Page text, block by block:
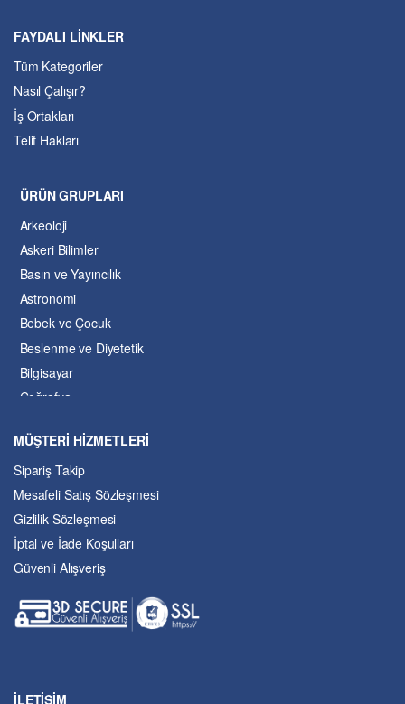
FAYDALI LİNKLER
Tüm Kategoriler
Nasıl Çalışır?
İş Ortakları
Telif Hakları
ÜRÜN GRUPLARI
Arkeoloji
Askeri Bilimler
Basın ve Yayıncılık
Astronomi
Bebek ve Çocuk
Beslenme ve Diyetetik
Bilgisayar
Coğrafya
Dil ve Edebiyat
Eğitim
Ekonomi ve Finans
Enerji
Felsefe
Fen Bilimleri
Güzel Sanatlar
İşletme ve Yönetim
MÜŞTERİ HİZMETLERİ
Sipariş Takip
Mesafeli Satış Sözleşmesi
Gizlilik Sözleşmesi
İptal ve İade Koşulları
Güvenli Alışveriş
İLETİŞİM